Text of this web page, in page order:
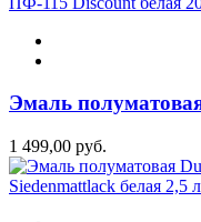
Эмаль
1 499,00 руб.